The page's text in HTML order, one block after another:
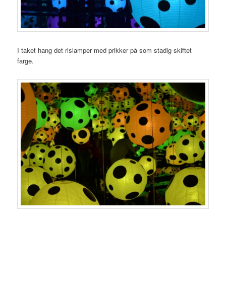
I taket hang det rislamper med prikker på som stadig skiftet
farge.